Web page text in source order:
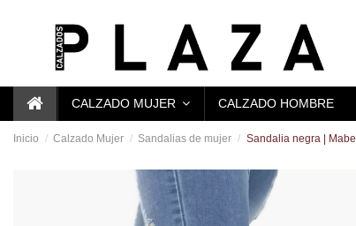
CALZADO MUJER CALZADO HOMBRE
Inicio Calzado Mujer Sandalias de mujer Sandalia negra | Mabel